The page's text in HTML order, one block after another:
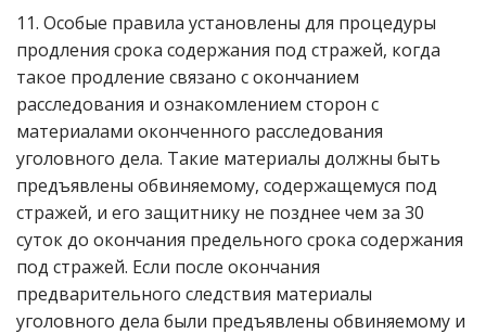
11. Особые правила установлены для процедуры
продления срока содержания под стражей, когда
такое продление связано с окончанием
расследования и ознакомлением сторон с
материалами оконченного расследования
уголовного дела. Такие материалы должны быть
предъявлены обвиняемому, содержащемуся под
стражей, и его защитнику не позднее чем за 30
суток до окончания предельного срока содержания
под стражей. Если после окончания
предварительного следствия материалы
уголовного дела были предъявлены обвиняемому и